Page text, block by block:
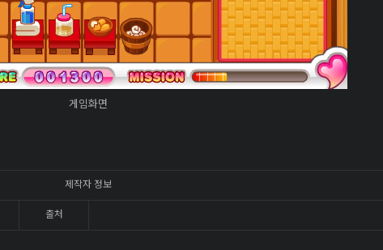
게임화면
제작자 정보
출처